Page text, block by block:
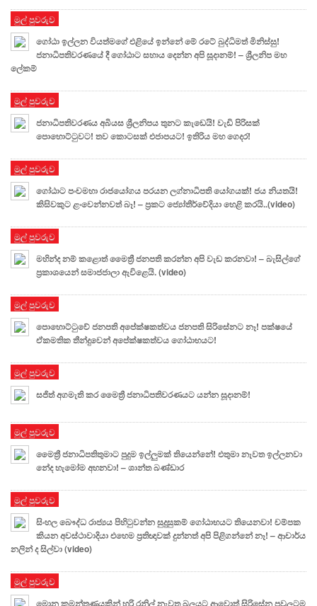
මුල් පුවරුව
ගෝඨා ඉල්ලන වියත්මගේ එළියේ ඉන්නේ මේ රටේ බුද්ධිමත් මිනිස්සු!
ජනාධිපතිවරණයේ දී ගෝඨාට සහාය දෙන්න අපි සූදානම්! – ශ්‍රීලනිප මහ
ලේකම්
මුල් පුවරුව
ජනාධිපතිවරණය අබියස ශ්‍රීලනිපය තුනට කැඩෙයි! වැඩි පිරිසක්
පොහොට්ටුවට! තව කොටසක් එජාපයට! ඉතිරිය මහ ගෙදර!
මුල් පුවරුව
ගෝඨාට පංචමහා රාජයෝගය පරයන ලග්නාධිපති යෝගයක්! ජය නියතයි!
කිසිවකුට ළංවෙන්නවත් බෑ! – ප්‍රකට ජ්‍යෝතීර්වේදියා හෙළි කරයි..(video)
මුල් පුවරුව
මහින්ද නම් කළොත් මෛත්‍රී ජනපති කරන්න අපි වැඩ කරනවා! – බැසිල්ගේ
ප්‍රකාශයෙන් සමාජජාලා ඇවිළෙයි. (video)
මුල් පුවරුව
පොහොට්ටුවේ ජනපති අපේක්ෂකත්වය ජනපති සිරිසේනට නෑ! පක්ෂයේ
ඒකමතික තීන්දුවෙන් අපේක්ෂකත්වය ගෝඨාභයට!
මුල් පුවරුව
සජිත් අගමැති කර මෛත්‍රී ජනාධිපතිවරණයට යන්න සූදානම්!
මුල් පුවරුව
මෛත්‍රී ජනාධිපතිතුමාට පුදුම ඉල්ලුමක් තියෙන්නේ! එතුමා නැවත ඉල්ලනවා
නේද හැමෝම අහනවා! – ශාන්ත බණ්ඩාර
මුල් පුවරුව
සිංහල බෞද්ධ රාජ්‍යය පිහිටුවන්න සුදුසුකම් ගෝඨාභයට තියෙනවා! චම්පක
කියන අවස්ථාවාදියා එහෙම ප්‍රතිඥාවක් දුන්නත් අපි පිළිගන්නේ නෑ! – ආචාර්ය
නලින් ද සිල්වා (video)
මුල් පුවරුව
මොන කුමන්ත්‍රණයකින් හරි රනිල් නැවත බලයට ආවොත් සිරිසේන පවුලටම